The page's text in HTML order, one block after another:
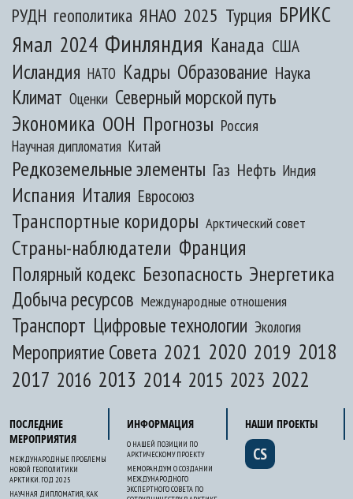
РУДН геополитика ЯНАО 2025 Турция БРИКС
Ямал 2024 Финляндия Канада США
Исландия НАТО Кадры Образование Наука
Климат Оценки Северный морской путь
Экономика ООН Прогнозы Россия
Научная дипломатия Китай
Редкоземельные элементы Газ Нефть Индия
Испания Италия Евросоюз
Транспортные коридоры Арктический совет
Страны-наблюдатели Франция
Полярный кодекс Безопасность Энергетика
Добыча ресурсов Международные отношения
Транспорт Цифровые технологии Экология
Мероприятие Совета 2021 2020 2019 2018
2017 2016 2013 2014 2015 2023 2022
ПОСЛЕДНИЕ
МЕРОПРИЯТИЯ
МЕЖДУНАРОДНЫЕ ПРОБЛЕМЫ
НОВОЙ ГЕОПОЛИТИКИ
АРКТИКИ. ГОД 2025
НАУЧНАЯ ДИПЛОМАТИЯ, КАК
ИНФОРМАЦИЯ
О НАШЕЙ ПОЗИЦИИ ПО
АРКТИЧЕСКОМУ ПРОЕКТУ
МЕМОРАНДУМ О СОЗДАНИИ
МЕЖДУНАРОДНОГО
ЭКСПЕРТНОГО СОВЕТА ПО
НАШИ ПРОЕКТЫ
CS